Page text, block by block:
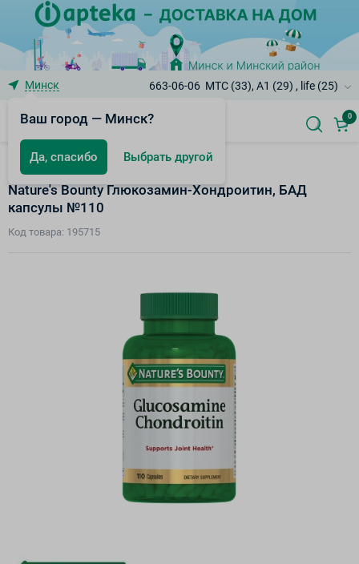
Минск
Ваш город — Минск?
Да, спасибо Выбрать другой
663-06-06 МТС (33), A1 (29) , life (25)
0
БАД Solgar и Bounty
Nature's Bounty Глюкозамин-Хондроитин, БАД
капсулы №110
Код товара: 195715